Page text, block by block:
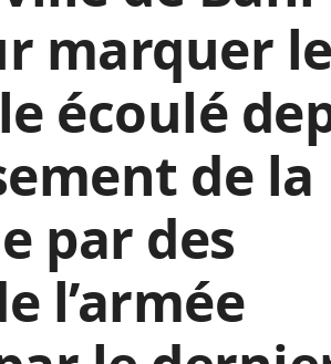
marquer le
écoulé
de la
par des
l’armée